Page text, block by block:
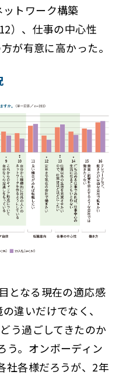
トワーク構築
）、仕事の中心性
が有意に高かった。
となる現在の適応感
違いだけでなく、
う過ごしてきたのか
う。オンボーディン
社各様だろうが、2年